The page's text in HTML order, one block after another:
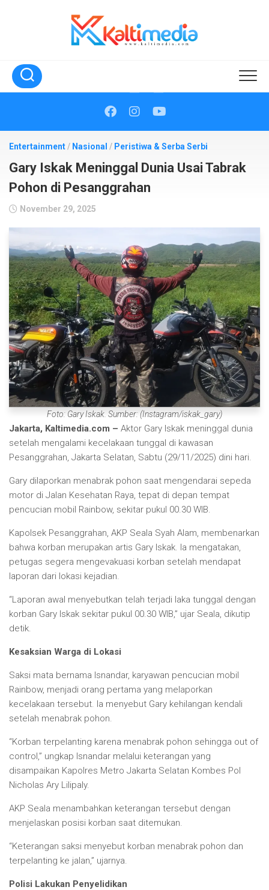
Entertainment/ Nasional / Peristiwa & Serba Serbi
Gary Iskak Meninggal Dunia Usai Tabrak
Pohon di Pesanggrahan
November 29, 2025
Foto: Gary Iskak. Sumber: (Instagram/iskak_gary)
Jakarta, Kaltimedia.com – Aktor Gary Iskak meninggal dunia
setelah mengalami kecelakaan tunggal di kawasan
Pesanggrahan, Jakarta Selatan, Sabtu (29/11/2025) dini hari.
Gary dilaporkan menabrak pohon saat mengendarai sepeda
motor di Jalan Kesehatan Raya, tepat di depan tempat
pencucian mobil Rainbow, sekitar pukul 00.30 WIB.
Kapolsek Pesanggrahan, AKP Seala Syah Alam, membenarkan
bahwa korban merupakan artis Gary Iskak. Ia mengatakan,
petugas segera mengevakuasi korban setelah mendapat
laporan dari lokasi kejadian.
“Laporan awal menyebutkan telah terjadi laka tunggal dengan
korban Gary Iskak sekitar pukul 00.30 WIB,” ujar Seala, dikutip
detik.
Kesaksian Warga di Lokasi
Saksi mata bernama Isnandar, karyawan pencucian mobil
Rainbow, menjadi orang pertama yang melaporkan
kecelakaan tersebut. Ia menyebut Gary kehilangan kendali
setelah menabrak pohon.
“Korban terpelanting karena menabrak pohon sehingga out of
control,” ungkap Isnandar melalui keterangan yang
disampaikan Kapolres Metro Jakarta Selatan Kombes Pol
Nicholas Ary Lilipaly.
AKP Seala menambahkan keterangan tersebut dengan
menjelaskan posisi korban saat ditemukan.
“Keterangan saksi menyebut korban menabrak pohon dan
terpelanting ke jalan,” ujarnya.
Polisi Lakukan Penyelidikan